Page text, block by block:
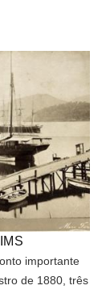
importante
de 1880, três